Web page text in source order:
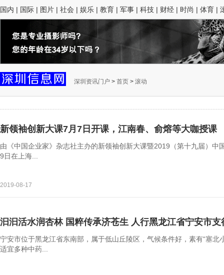
国内 | 国际 | 图片 | 社会 | 娱乐 | 教育 | 军事 | 科技 | 财经 | 时尚 | 体育 |
深圳资讯门户 > 首页 > 滚动
新领袖创新大课7月7日开课，江南春、俞熔等大咖授课
由《中国企业家》杂志社主办的新领袖创新大课暨2019（第十九届）中
9日在上海...
2019-08-17
汩汩活水润杏林 国粹传承济苍生 人行黑龙江省宁安市支
宁安市位于黑龙江省东南部，属于低山丘陵区，气候条件好，素有“塞北
适宜多种中药...